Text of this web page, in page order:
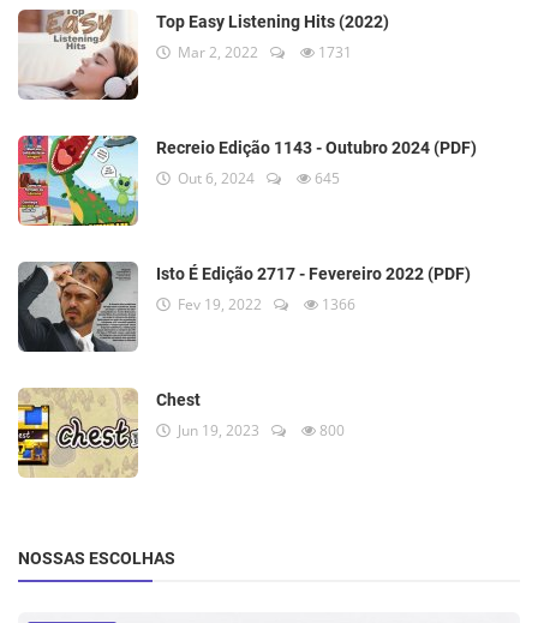
Top Easy Listening Hits (2022)
Mar 2, 2022 1731
Recreio Edição 1143 - Outubro 2024 (PDF)
Out 6, 2024 645
Isto É Edição 2717 - Fevereiro 2022 (PDF)
Fev 19, 2022 1366
Chest
Jun 19, 2023 800
NOSSAS ESCOLHAS